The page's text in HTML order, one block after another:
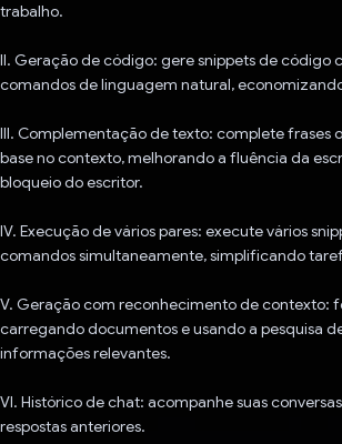
trabalho.
II. Geração de código: gere snippets de código
comandos de linguagem natural,
III. Complementação de texto: complete frases
base no contexto, melhorando a fluência da
bloqueio do escritor.
IV. Execução de vários pares: execute vários
comandos simultaneamente, simplificando
V. Geração com reconhecimento de contexto:
carregando documentos e usando a pesquisa
informações relevantes.
VI. Histórico de chat: acompanhe suas
respostas anteriores.